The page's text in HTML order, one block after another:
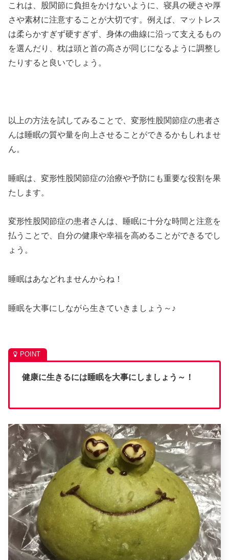
これは、股関節に負担をかけないように、寝具の硬さや厚
さや素材に注意することが大切です。例えば、マットレス
は柔らかすぎず硬すぎず、身体の曲線に沿って支えるもの
を選んだり、枕は頭と首の高さが同じになるように調整し
たりすると良いでしょう。
以上の方法を試してみることで、変形性股関節症の患者さ
んは睡眠の質や量を向上させることができるかもしれませ
ん。
睡眠は、変形性股関節症の治療や予防にも重要な役割を果
たします。
変形性股関節症の患者さんは、睡眠に十分な時間と注意を
払うことで、自分の健康や幸福を高めることができるでし
ょう。
睡眠はあなどれませんからね！
睡眠を大事にしながら生きていきましょう～♪
健康に生きるには睡眠を大事にしましょう～！